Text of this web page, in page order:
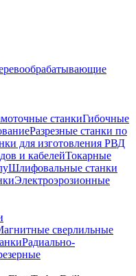
станкиГибочные
Разрезные станки по
для изготовления РВД
и кабелейТокарные
Шлифовальные станки
Электроэрозионные
сверлильные
Радиально-